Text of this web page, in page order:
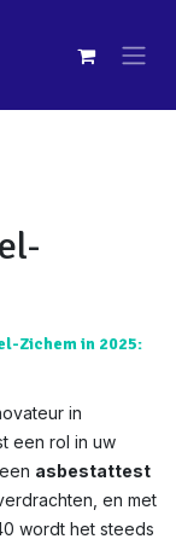
Zichem in 2025:
in
een rol in uw
asbestattest
en met
wordt het steeds